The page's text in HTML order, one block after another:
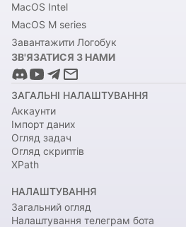
MacOS Intel
MacOS M series
Завантажити Логобук
ЗВ'ЯЗАТИСЯ З НАМИ
ЗАГАЛЬНІ НАЛАШТУВАННЯ
Аккаунти
Імпорт даних
Огляд задач
Огляд скриптів
XPath
НАЛАШТУВАННЯ
Загальний огляд
Налаштування телеграм бота